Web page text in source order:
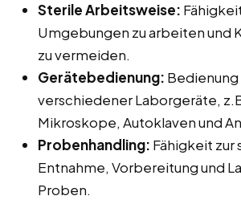
Sterile Arbeitsweise:
Umgebungen zu arbeiten und
zu vermeiden.
Gerätebedienung: Bedienung
verschiedener Laborgeräte,
Mikroskope, Autoklaven und
Probenhandling: Fähigkeit zur
Entnahme, Vorbereitung und
Proben.